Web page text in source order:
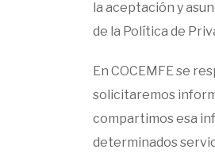
la aceptación y
de la Política de
En COCEMFE se
solicitaremos
compartimos esa
determinados